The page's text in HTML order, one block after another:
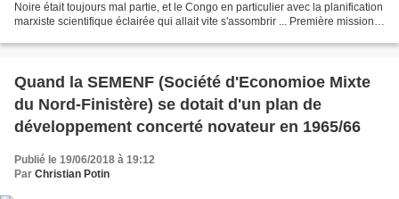
Noire était toujours mal partie, et le Congo en particulier avec la planification
marxiste scientifique éclairée qui allait vite s'assombrir ... Première mission
Quand la SEMENF (Société d'Economioe Mixte
du Nord-Finistère) se dotait d'un plan de
développement concerté novateur en 1965/66
Publié le 19/06/2018 à 19:12
Par Christian Potin